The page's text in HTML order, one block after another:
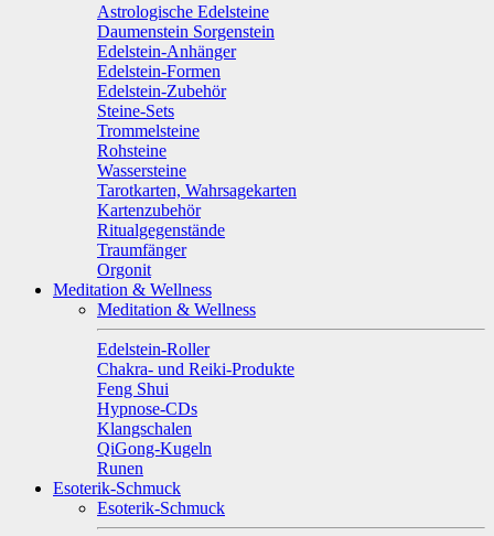
Astrologische Edelsteine
Daumenstein Sorgenstein
Edelstein-Anhänger
Edelstein-Formen
Edelstein-Zubehör
Steine-Sets
Trommelsteine
Rohsteine
Wassersteine
Tarotkarten, Wahrsagekarten
Kartenzubehör
Ritualgegenstände
Traumfänger
Orgonit
Meditation & Wellness
Meditation & Wellness
Edelstein-Roller
Chakra- und Reiki-Produkte
Feng Shui
Hypnose-CDs
Klangschalen
QiGong-Kugeln
Runen
Esoterik-Schmuck
Esoterik-Schmuck